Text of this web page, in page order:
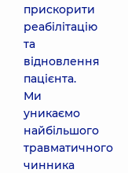
прискорити
реабілітацію
та
відновлення
пацієнта.
Ми
уникаємо
найбільшого
травматичного
чинника